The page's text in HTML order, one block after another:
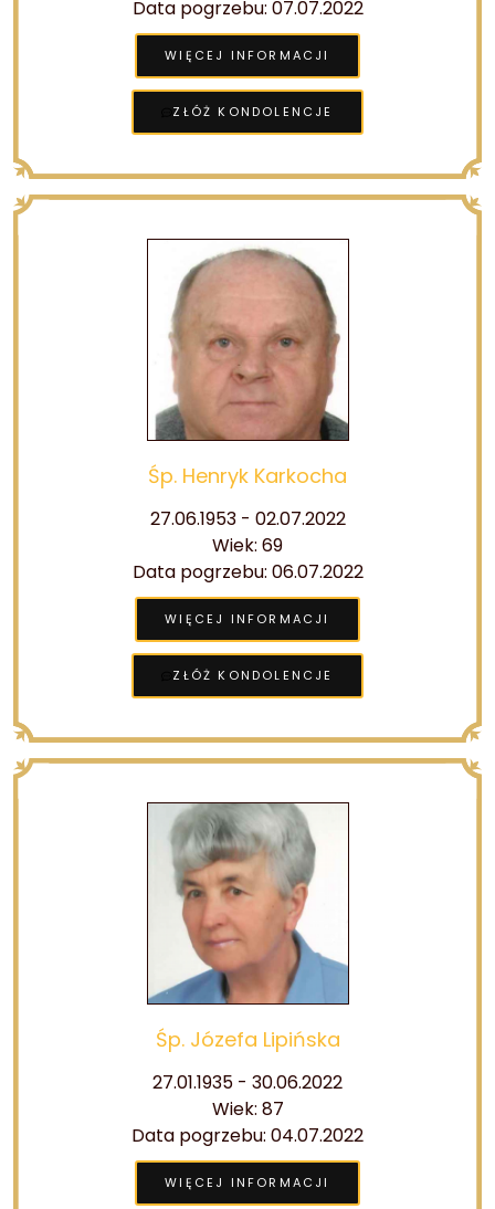
Data pogrzebu: 07.07.2022
WIĘCEJ INFORMACJI
ZŁÓŻ KONDOLENCJE
Śp. Henryk Karkocha
27.06.1953 - 02.07.2022
Wiek: 69
Data pogrzebu: 06.07.2022
WIĘCEJ INFORMACJI
ZŁÓŻ KONDOLENCJE
Śp. Józefa Lipińska
27.01.1935 - 30.06.2022
Wiek: 87
Data pogrzebu: 04.07.2022
WIĘCEJ INFORMACJI